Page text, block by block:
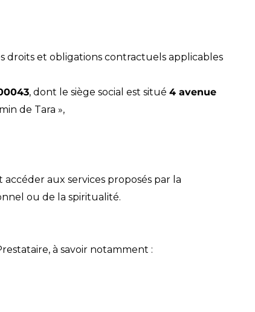
droits et obligations contractuels applicables
, dont le siège social est situé 4 avenue
de Tara »,
aux services proposés par la
ou de la spiritualité.
à savoir notamment :